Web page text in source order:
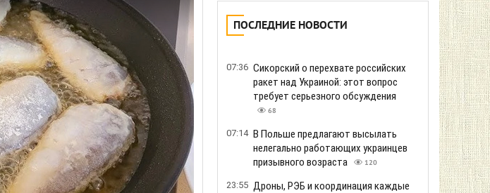
ПОСЛЕДНИЕ НОВОСТИ
07:36 Сикорский о перехвате российских
ракет над Украиной: этот вопрос
требует серьезного обсуждения
68
07:14 В Польше предлагают высылать
нелегально работающих украинцев
призывного возраста
120
23:55 Дроны, РЭБ и координация каждые